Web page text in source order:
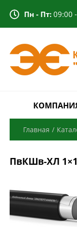
Пн - Пт: 09:00
Главная /
ПвКШв-ХЛ